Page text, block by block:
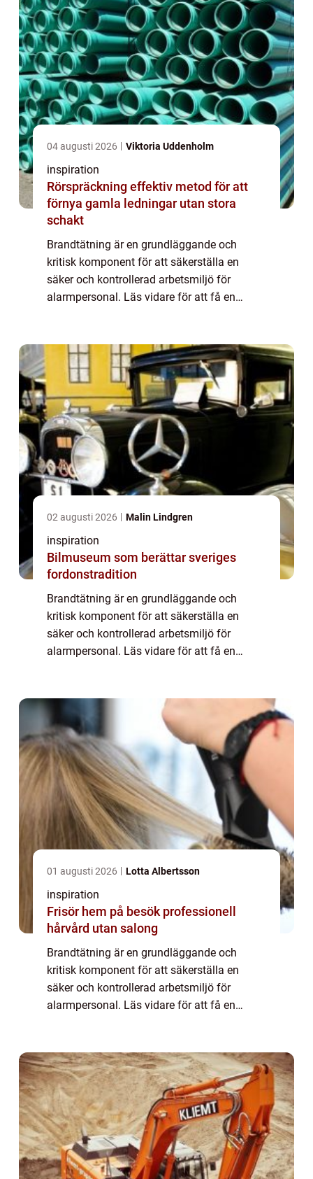
04 augusti 2026 Viktoria Uddenholm
inspiration
Rörspräckning effektiv metod för att
förnya gamla ledningar utan stora
schakt
Brandtätning är en grundläggande och
kritisk komponent för att säkerställa en
säker och kontrollerad arbetsmiljö för
alarmpersonal. Läs vidare för att få en
02 augusti 2026 Malin Lindgren
inspiration
Bilmuseum som berättar sveriges
fordonstradition
Brandtätning är en grundläggande och
kritisk komponent för att säkerställa en
säker och kontrollerad arbetsmiljö för
alarmpersonal. Läs vidare för att få en
01 augusti 2026 Lotta Albertsson
inspiration
Frisör hem på besök professionell
hårvård utan salong
Brandtätning är en grundläggande och
kritisk komponent för att säkerställa en
säker och kontrollerad arbetsmiljö för
alarmpersonal. Läs vidare för att få en